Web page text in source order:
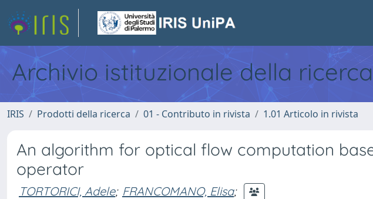
Archivio istituzionale della
IRIS Prodotti della ricerca 01 - Contributo in rivista 1.01 Articolo in rivista
An algorithm for optical flow computation
operator
TORTORICI, Adele; FRANCOMANO, Elisa;